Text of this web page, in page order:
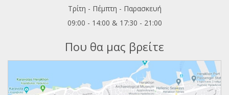
Τρίτη - Πέμπτη - Παρασκευή
09:00 - 14:00 & 17:30 - 21:00
Που θα μας βρείτε